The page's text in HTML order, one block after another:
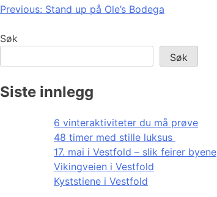
Innleggsnavigasjon
Previous: Stand up på Ole’s Bodega
Søk
Søk
Siste innlegg
6 vinteraktiviteter du må prøve
48 timer med stille luksus
17. mai i Vestfold – slik feirer byene
Vikingveien i Vestfold
Kyststiene i Vestfold